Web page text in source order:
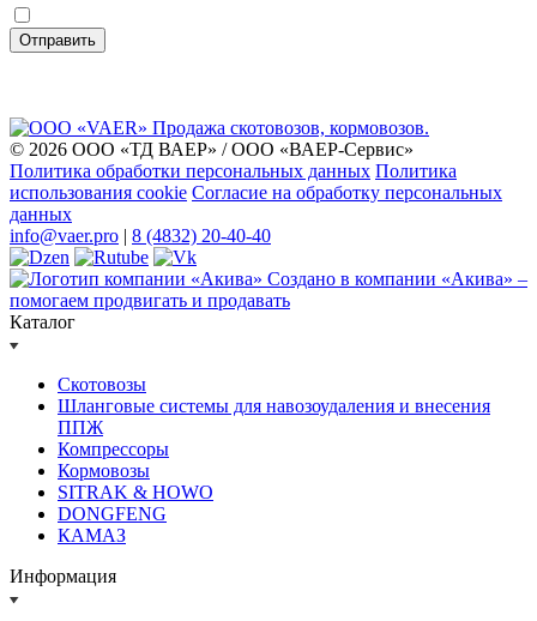
Отправить
© 2026 ООО «ТД ВАЕР» / ООО «ВАЕР-Сервис»
Политика обработки персональных данных Политика
использования cookie Согласие на обработку персональных
данных
info@vaer.pro | 8 (4832) 20-40-40
Создано в компании «Акива» –
помогаем продвигать и продавать
Каталог
Скотовозы
Шланговые системы для навозоудаления и внесения
ППЖ
Компрессоры
Кормовозы
SITRAK & HOWO
DONGFENG
КАМАЗ
Информация